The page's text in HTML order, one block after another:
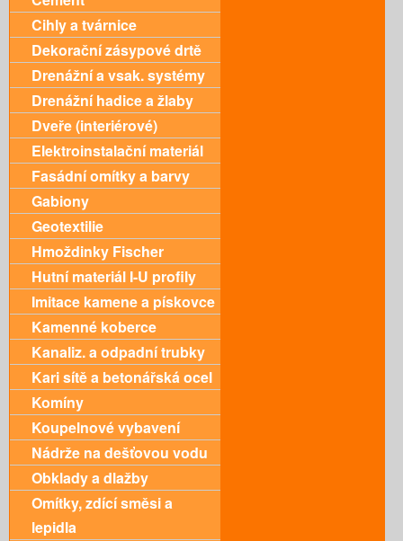
Cihly a tvárnice
Dekorační zásypové drtě
Drenážní a vsak. systémy
Drenážní hadice a žlaby
Dveře (interiérové)
Elektroinstalační materiál
Fasádní omítky a barvy
Gabiony
Geotextilie
Hmoždinky Fischer
Hutní materiál I-U profily
Imitace kamene a pískovce
Kamenné koberce
Kanaliz. a odpadní trubky
Kari sítě a betonářská ocel
Komíny
Koupelnové vybavení
Nádrže na dešťovou vodu
Obklady a dlažby
Omítky, zdící směsi a
lepidla